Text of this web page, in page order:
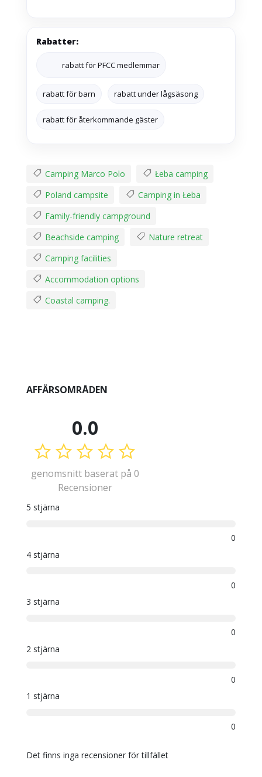
Rabatter:
rabatt för PFCC medlemmar
rabatt för barn rabatt under lågsäsong
rabatt för återkommande gäster
Camping Marco Polo
Łeba camping
Poland campsite
Camping in Łeba
Family-friendly campground
Beachside camping
Nature retreat
Camping facilities
Accommodation options
Coastal camping.
AFFÄRSOMRÅDEN
0.0
genomsnitt baserat på 0
Recensioner
5 stjärna
0
4 stjärna
0
3 stjärna
0
2 stjärna
0
1 stjärna
0
Det finns inga recensioner för tillfället